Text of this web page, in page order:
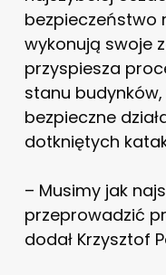
bezpieczeństwo
wykonują swoje
przyspiesza
stanu
bezpieczne
dotkniętych
– Musimy jak
przeprowadzić
dodał Krzysztof